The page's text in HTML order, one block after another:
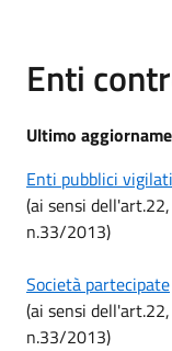
Enti
Ultimo
Enti pubblici vigilati
(ai sensi
n.33/2013)
Società partecipate
(ai sensi
n.33/2013)